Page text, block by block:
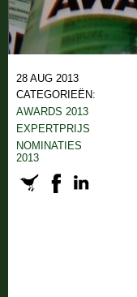
28 AUG 2013
CATEGORIEËN:
AWARDS 2013
EXPERTPRIJS
NOMINATIES
2013